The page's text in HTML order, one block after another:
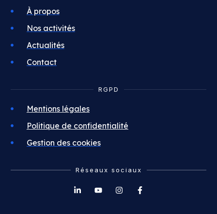
À propos
Nos activités
Actualités
Contact
RGPD
Mentions légales
Politique de confidentialité
Gestion des cookies
Réseaux sociaux